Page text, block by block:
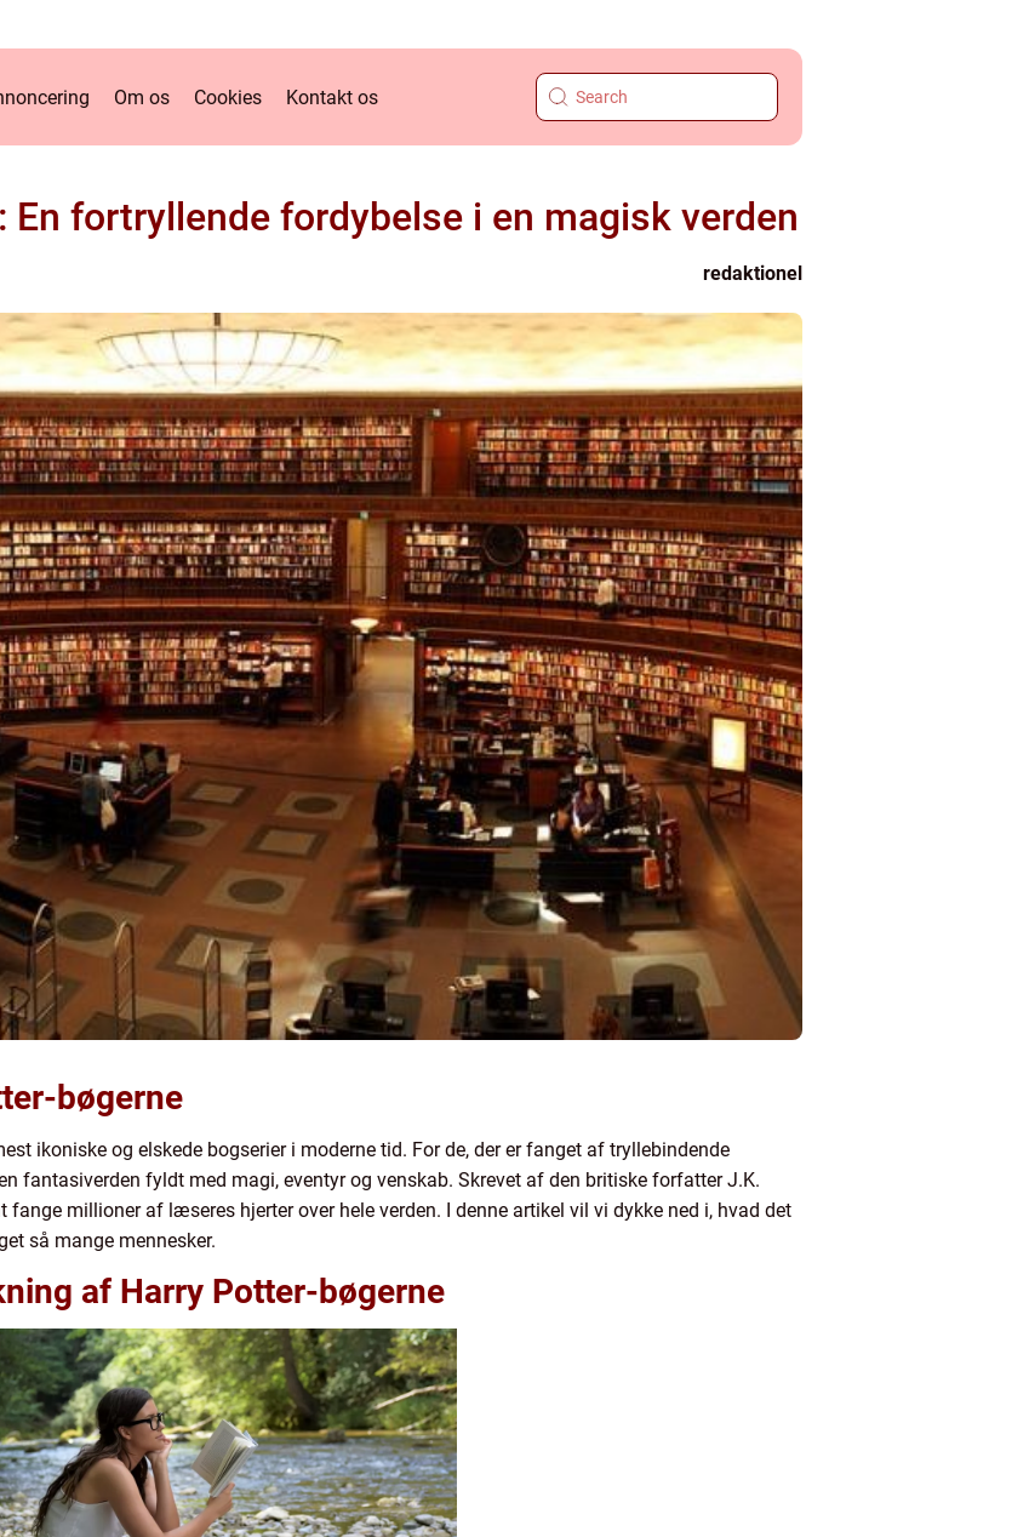
Om os Cookies Kontakt os
En fortryllende fordybelse i en magisk verden
redaktionel
bøgerne
ikoniske og elskede bogserier i moderne tid. For de, der er fanget af tryllebindende
fantasiverden fyldt med magi, eventyr og venskab. Skrevet af den britiske forfatter J.K.
fange millioner af læseres hjerter over hele verden. I denne artikel vil vi dykke ned i, hvad det
så mange mennesker.
af Harry Potter-bøgerne